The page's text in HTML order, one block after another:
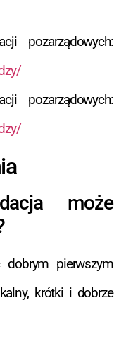
pozarządowych:
pozarządowych:
może
pierwszym
krótki i dobrze